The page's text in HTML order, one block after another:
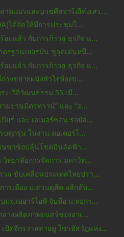
ามเณรและบวชศีลจาริณีส่งเสร...
ได้จัดให้มีการประชุมใ...
ร้อมแล้ว กับการก้าวสู่ ธุรกิจ แ...
รฐานเยอรมัน ชูจุดเด่นหนึ...
ร้อมแล้ว กับการก้าวสู่ ธุรกิจ แ...
างขยายผนังหัวใจห้องบ...
ะ-วิถีวัฒนธรรม 55 เมื...
มย่านมิตรทาวน์” และ “อ...
ยร์ และ เอเมอร์ซอน รอยัล...
บทุกรุ่น ในงาน มอเตอร์โ...
นขาช้อปลุ้นโชคบินลัดฟ้า...
วิทยาลัยการจัดการ มหาวิท...
จ ขับเคลื่อนประเทศไทยปรา...
ารเมือง ม.สวนดุสิต ผลักดัน...
มจ.เออาร์ไอพี จับมือ ม.หอกา...
างผลิตภาพยนตร์ของอาเ...
เปิดจักรวาลสายมู ไขรหัสวัฏแห่ง...